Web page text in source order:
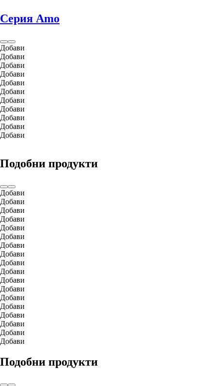
Серия Amo
Добави
Добави
Добави
Добави
Добави
Добави
Добави
Добави
Добави
Добави
Добави
Подобни продукти
Добави
Добави
Добави
Добави
Добави
Добави
Добави
Добави
Добави
Добави
Добави
Добави
Добави
Добави
Добави
Добави
Добави
Добави
Подобни продукти